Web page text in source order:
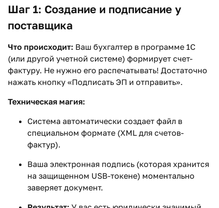
Шаг 1: Создание и подписание у
поставщика
Что происходит: Ваш бухгалтер в программе 1С
(или другой учетной системе) формирует счет-
фактуру. Не нужно его распечатывать! Достаточно
нажать кнопку «Подписать ЭП и отправить».
Техническая магия:
Система автоматически создает файл в
специальном формате (XML для счетов-
фактур).
Ваша электронная подпись (которая хранится
на защищенном USB-токене) моментально
заверяет документ.